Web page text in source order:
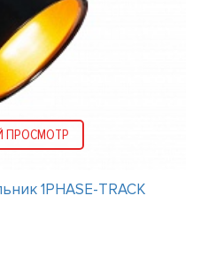
ПРОСМОТР
1PHASE-TRACK